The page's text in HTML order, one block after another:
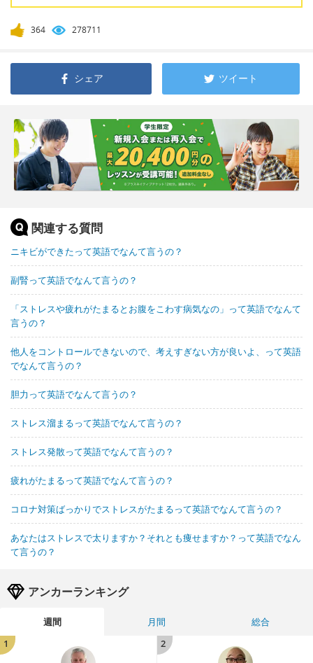
364 278711
シェア ツイート
関連する質問
ニキビができたって英語でなんて言うの？
副腎って英語でなんて言うの？
「ストレスや疲れがたまるとお腹をこわす病気なの」って英語でなんて
言うの？
他人をコントロールできないので、考えすぎない方が良いよ、って英語
でなんて言うの？
胆力って英語でなんて言うの？
ストレス溜まるって英語でなんて言うの？
ストレス発散って英語でなんて言うの？
疲れがたまるって英語でなんて言うの？
コロナ対策ばっかりでストレスがたまるって英語でなんて言うの？
あなたはストレスで太りますか？それとも痩せますか？って英語でなん
て言うの？
アンカーランキング
週間 月間
総合
1
2